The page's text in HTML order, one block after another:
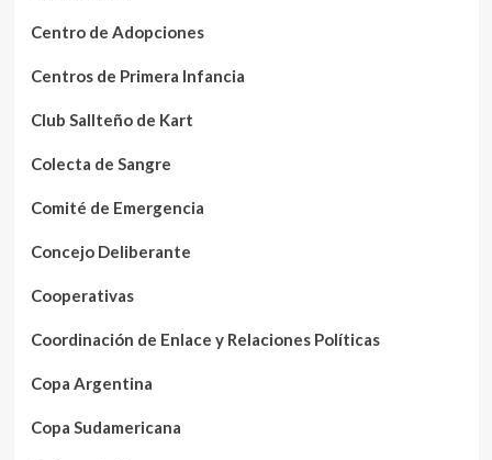
Centro de Adopciones
Centros de Primera Infancia
Club Sallteño de Kart
Colecta de Sangre
Comité de Emergencia
Concejo Deliberante
Cooperativas
Coordinación de Enlace y Relaciones Políticas
Copa Argentina
Copa Sudamericana